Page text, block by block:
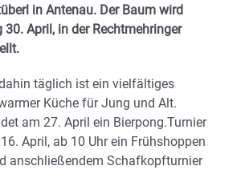
in Antenau. Der Baum wird
April, in der Rechtmehringer
täglich ist ein vielfältiges
Küche für Jung und Alt.
am 27. April ein Bierpong.Turnier
April, ab 10 Uhr ein Frühshoppen
anschließendem Schafkopfturnier